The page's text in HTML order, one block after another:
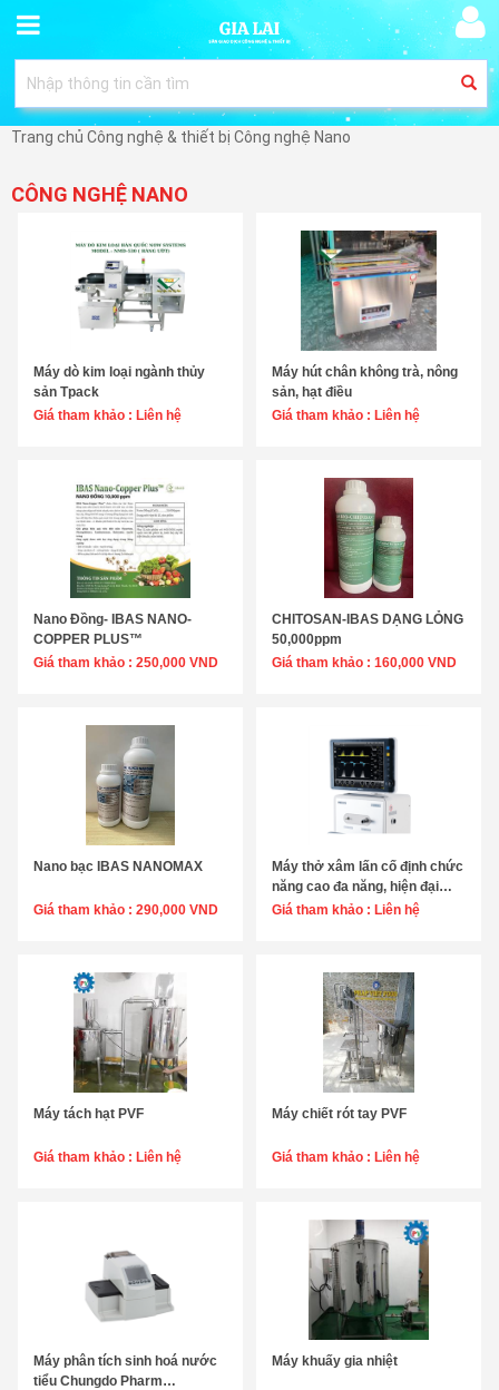
Trang chủ Công nghệ & thiết bị Công nghệ Nano
CÔNG NGHỆ NANO
Chọn sản phẩm
Máy dò kim loại ngành thủy
sản Tpack
Giá tham khảo : Liên hệ
Chọn sản phẩm
Máy hút chân không trà, nông
sản, hạt điều
Giá tham khảo : Liên hệ
Chọn sản phẩm
Nano Đồng- IBAS NANO-
COPPER PLUS™
Giá tham khảo : 250,000 VND ☆☆☆☆☆
Chọn sản phẩm
CHITOSAN-IBAS DẠNG LỎNG
50,000ppm
Giá tham khảo : 160,000 VND
Nano bạc IBAS NANOMAX
Giá tham khảo : 290,000 VND ☆☆☆☆☆
Chọn sản phẩm
Máy thở xâm lấn cố định chức
năng cao đa năng, hiện đại
Mekics MV2000 EVO5
Giá tham khảo : Liên hệ
Máy tách hạt PVF
Giá tham khảo : Liên hệ
Máy chiết rót tay PVF
Giá tham khảo : Liên hệ
Chọn sản phẩm
Máy phân tích sinh hoá nước
tiểu Chungdo Pharm
Máy khuấy gia nhiệt